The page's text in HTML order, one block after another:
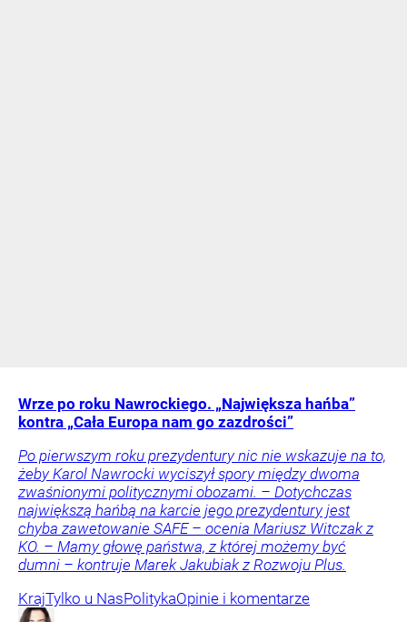
Wrze po roku Nawrockiego. „Największa hańba”
kontra „Cała Europa nam go zazdrości”
Po pierwszym roku prezydentury nic nie wskazuje na to,
żeby Karol Nawrocki wyciszył spory między dwoma
zwaśnionymi politycznymi obozami. – Dotychczas
największą hańbą na karcie jego prezydentury jest
chyba zawetowanie SAFE – ocenia Mariusz Witczak z
KO. – Mamy głowę państwa, z której możemy być
dumni – kontruje Marek Jakubiak z Rozwoju Plus.
KrajTylko u NasPolitykaOpinie i komentarze